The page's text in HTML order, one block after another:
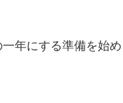
年にする準備を始